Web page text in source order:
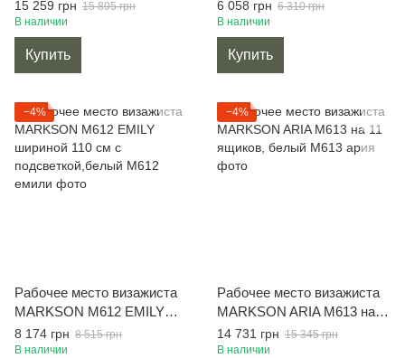
15 259 грн 15 895 грн
В наличии
Купить
6 058 грн 6 310 грн
В наличии
Купить
−4%
Рабочее место визажиста
MARKSON M612 EMILY
шириной 110 см с
подсветкой,белый
8 174 грн 8 515 грн
В наличии
−4%
Рабочее место визажиста
MARKSON ARIA М613 на
11 ящиков, белый
14 731 грн 15 345 грн
В наличии